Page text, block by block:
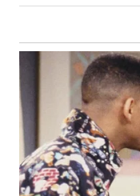
WN
MALUKU
MALUT
WN